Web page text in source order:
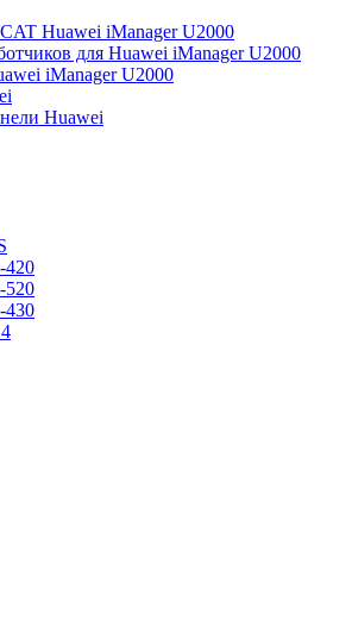
Huawei iManager U2000
для Huawei iManager U2000
iManager U2000
Huawei
420
520
430